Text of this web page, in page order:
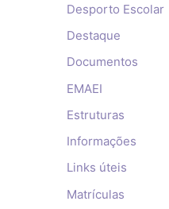
Desporto Escolar
Destaque
Documentos
EMAEI
Estruturas
Informações
Links úteis
Matrículas